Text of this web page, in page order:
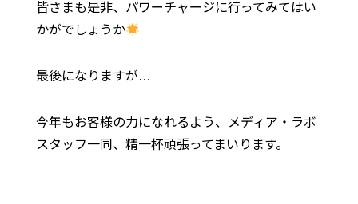
皆さまも是非、パワーチャージに行ってみてはい
かがでしょうか
最後になりますが…
今年もお客様の力になれるよう、メディア・ラボ
スタッフ一同、精一杯頑張ってまいります。